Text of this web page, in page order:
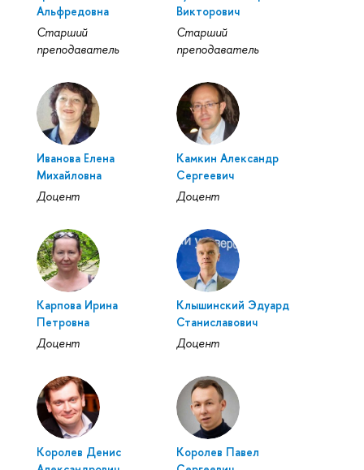
Альфредовна
Старший
преподаватель
Викторович
Старший
преподаватель
Иванова Елена
Михайловна
Доцент
Камкин Александр
Сергеевич
Доцент
Карпова Ирина
Петровна
Доцент
Клышинский Эдуард
Станиславович
Доцент
Королев Денис
Королев Павел